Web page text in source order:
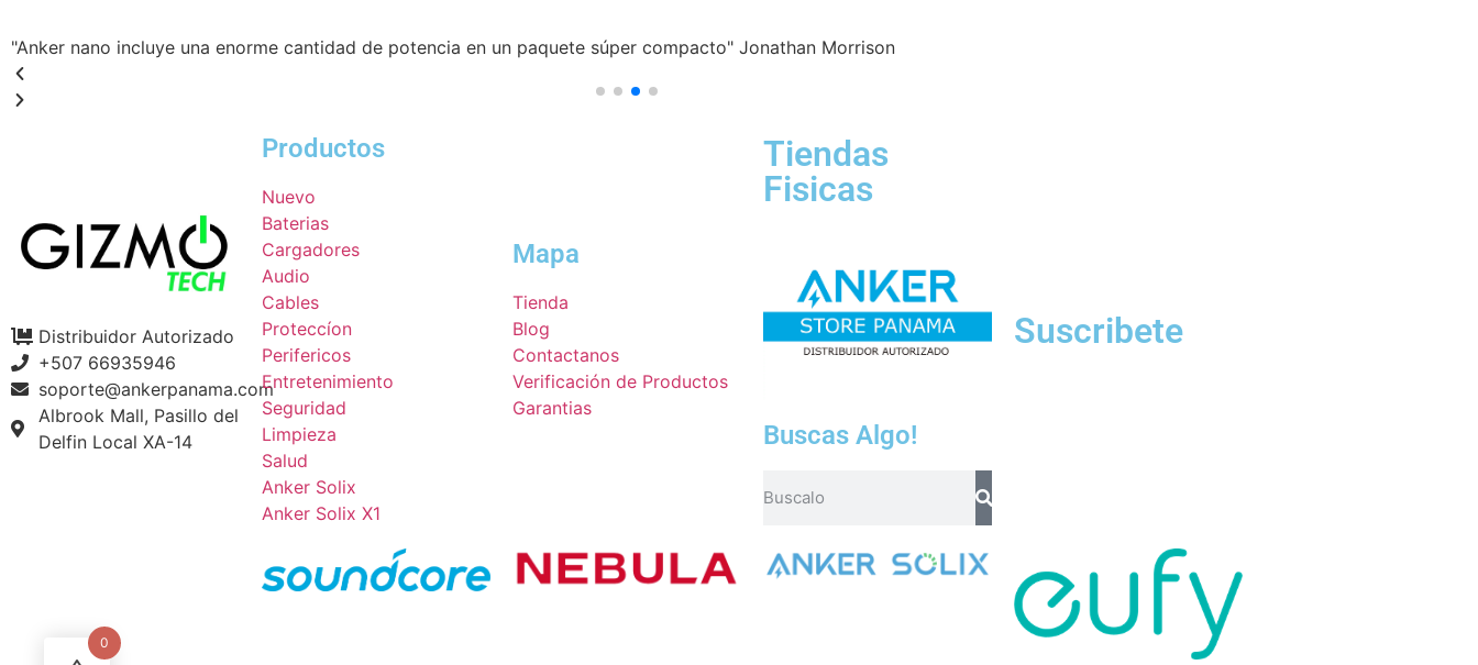
"Anker nano incluye una enorme cantidad de potencia en un paquete súper compacto" Jonathan Morrison
Distribuidor Autorizado
+507 66935946
soporte@ankerpanama.com
Albrook Mall, Pasillo del
Delfin Local XA-14
Productos
Nuevo
Baterias
Cargadores
Audio
Cables
Proteccíon
Perifericos
Entretenimiento
Seguridad
Limpieza
Salud
Anker Solix
Anker Solix X1
Mapa
Tienda
Blog
Contactanos
Verificación de Productos
Garantias
Tiendas
Fisicas
Buscas Algo!
Suscribete
0